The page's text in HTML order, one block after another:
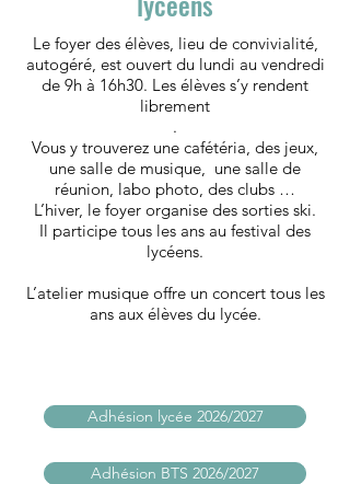
Le foyer des élèves, lieu de convivialité,
autogéré, est ouvert du lundi au vendredi
de 9h à 16h30. Les élèves s’y rendent
librement
.
Vous y trouverez une cafétéria, des jeux,
une salle de musique, une salle de
réunion, labo photo, des clubs …
L’hiver, le foyer organise des sorties ski.
Il participe tous les ans au festival des
lycéens.
L’atelier musique offre un concert tous les
ans aux élèves du lycée.
Adhésion lycée 2026/2027
Adhésion BTS 2026/2027